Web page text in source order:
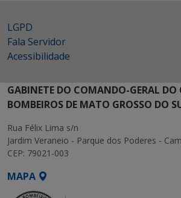
LGPD
Fala Servidor
Acessibilidade
GABINETE DO COMANDO-GERAL DO
BOMBEIROS DE MATO GROSSO DO
Rua Félix Lima s/n
Jardim Veraneio - Parque dos Poderes -
CEP: 79021-003
MAPA